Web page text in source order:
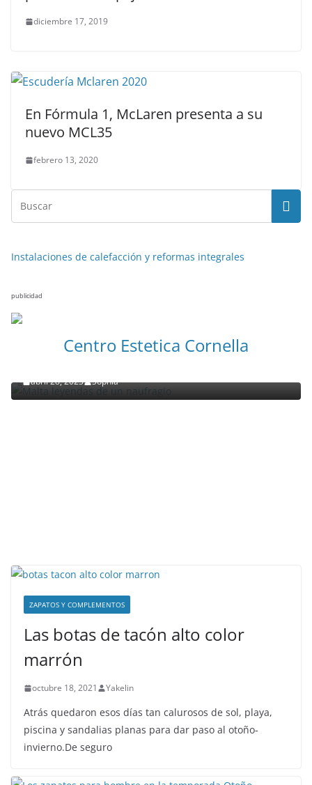
diciembre 17, 2019
En Fórmula 1, McLaren presenta a su
nuevo MCL35
febrero 13, 2020
Instalaciones de calefacción y reformas integrales
publicidad
Centro Estetica Cornella
abril 28, 2023 Sophia
ZAPATOS Y COMPLEMENTOS
Las botas de tacón alto color
marrón
octubre 18, 2021 Yakelin
Atrás quedaron esos días tan calurosos de sol, playa,
piscina y sandalias planas para dar paso al otoño-
invierno.De seguro